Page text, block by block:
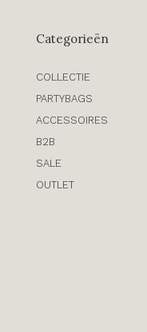
Categorieën
COLLECTIE
PARTYBAGS
ACCESSOIRES
B2B
SALE
OUTLET